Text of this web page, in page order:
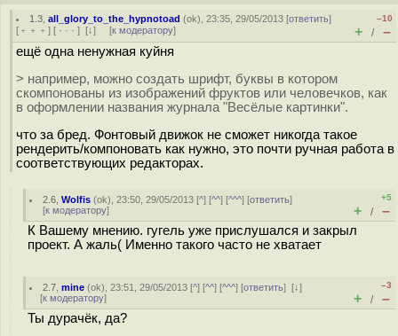
1.3 ,all_glory_to_the_hypnotoad (ok), 23:35, 29/05/2013 [ответить]
[ ﹢﹢﹢ ] [ · · · ] [↓] [к модератору]
–10
+ / –
ещё одна ненужная куйня
> например, можно создать шрифт, буквы в котором
скомпонованы из изображений фруктов или человечков, как
в оформлении названия журнала "Весёлые картинки".
что за бред. Фонтовый движок не сможет никогда такое
рендерить/компоновать как нужно, это почти ручная работа в
соответствующих редакторах.
2.6 ,Wolfis (ok), 23:50, 29/05/2013 [^] [^^] [^^^] [ответить]
[к модератору]
+5
+ / –
К Вашему мнению. гугель уже прислушался и закрыл
проект. А жаль( Именно такого часто не хватает
2.7 ,mine (ok), 23:51, 29/05/2013 [^] [^^] [^^^] [ответить][↓]
[к модератору]
–3
+ / –
Ты дурачёк, да?